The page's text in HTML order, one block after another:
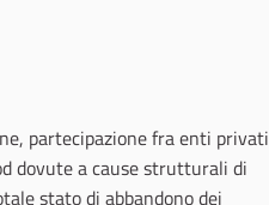
partecipazione fra enti privati
dovute a cause strutturali di
stato di abbandono dei